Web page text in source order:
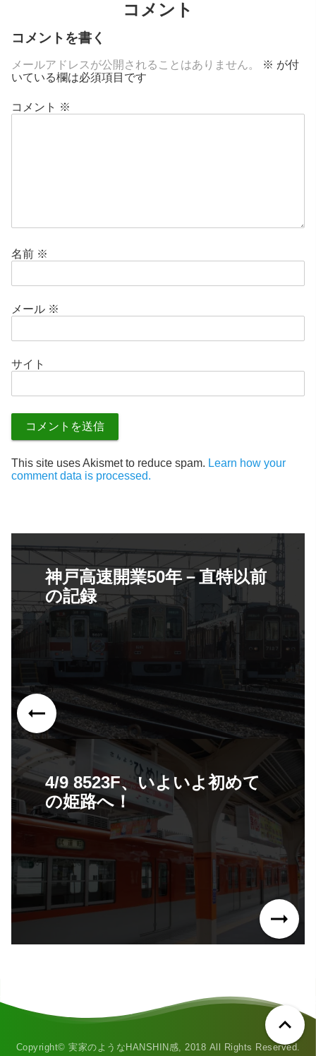
コメント
コメントを書く
メールアドレスが公開されることはありません。 ※ が付
いている欄は必須項目です
コメント ※
名前 ※
メール ※
サイト
This site uses Akismet to reduce spam. Learn how your
comment data is processed.
神戸高速開業50年－直特以前
の記録
4/9 8523F、いよいよ初めて
の姫路へ！
Copyright© 実家のようなHANSHIN感, 2018 All Rights Reserved.